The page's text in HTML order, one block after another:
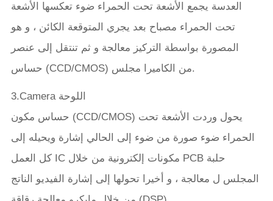
العدسة يجمع الأشعة تحت الحمراء ضوء تعكسها الأشعة
تحت الحمراء مصباح بعد يجري المتوقعة الكائن ، و هو
المصورة بواسطة التركيز معالجة و ثم تنتقل إلى عنصر
حساس (CCD/CMOS) من الكاميرا مجلس.
3.Camera اللوحة
حساس مكون (CCD/CMOS) يحول وردت الأشعة تحت
الحمراء ضوء صورة من ضوء إلى الحالي إشارة ويحيله إلى
كل العمل IC مكونات إلكترونية من خلال PCB حلبة
المجلس ل معالجة ، و أخيرا تحولها إلى إشارة الفيديو الناتج